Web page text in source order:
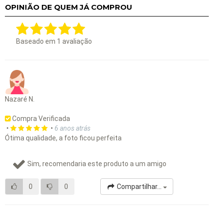
OPINIÃO DE QUEM JÁ COMPROU
Baseado em 1 avaliação
Nazaré N.
Compra Verificada
•
• 6 anos atrás
Ótima qualidade, a foto ficou perfeita
Sim, recomendaria este produto a um amigo
0 0 Compartilhar...